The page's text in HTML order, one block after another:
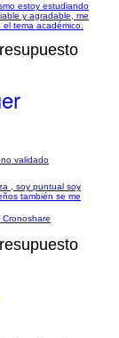
estoy estudiando
y agradable, me
tema académico.
validado
, soy puntual soy
también se me